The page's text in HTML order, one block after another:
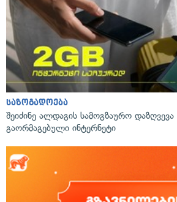
საზოგადოება
შეიძინე ალდაგის სამოგზაურო
გაორმაგებული ინტერნეტი